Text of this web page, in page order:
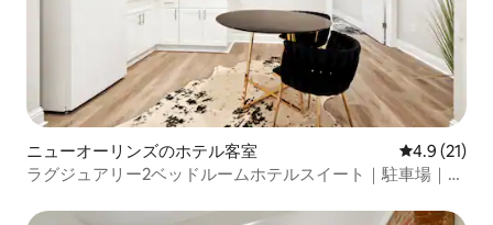
ニューオーリンズのホテル客室 レビュー21
4.9 (21)
ラグジュアリー2ベッドルームホテルスイート｜駐車場｜テ